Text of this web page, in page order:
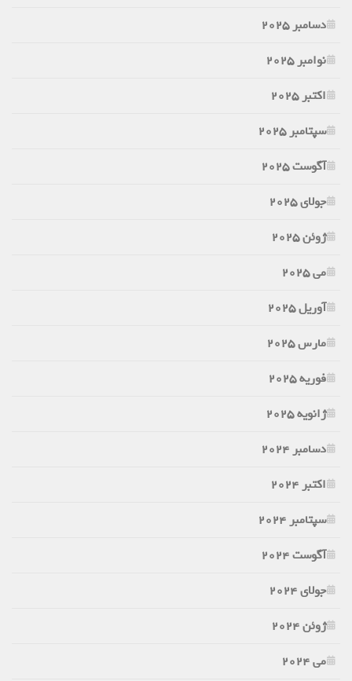
دسامبر 2025
نوامبر 2025
اکتبر 2025
سپتامبر 2025
آگوست 2025
جولای 2025
ژوئن 2025
می 2025
آوریل 2025
مارس 2025
فوریه 2025
ژانویه 2025
دسامبر 2024
اکتبر 2024
سپتامبر 2024
آگوست 2024
جولای 2024
ژوئن 2024
می 2024